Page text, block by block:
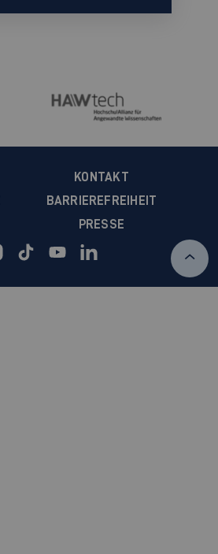
KONTAKT
BARRIEREFREIHEIT
PRESSE